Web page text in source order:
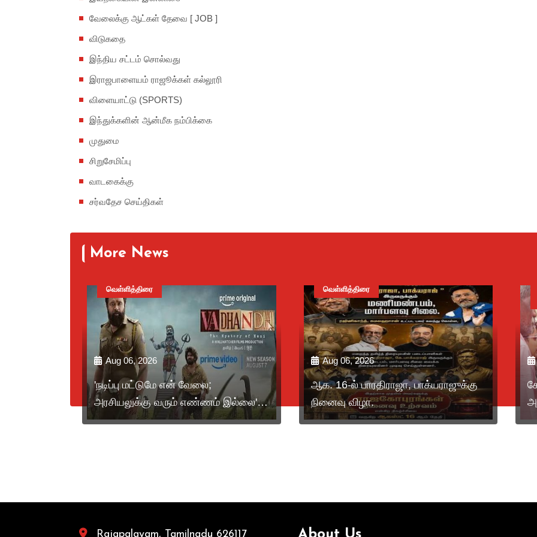
வேலைக்கு ஆட்கள் தேவை [ JOB ]
விடுகதை
இந்திய சட்டம் சொல்வது
இராஜபாளையம் ராஜூக்கள் கல்லூரி
விளையாட்டு (SPORTS)
இந்துக்களின் ஆன்மீக நம்பிக்கை
முதுமை
சிறுசேமிப்பு
வாடகைக்கு
சர்வதேச செய்திகள்
More News
Aug 06, 2026
'நடிப்பு மட்டுமே என் வேலை;
அரசியலுக்கு வரும் எண்ணம் இல்லை' –
சசிகுமார்.
வெள்ளித்திரை
Aug 06, 2026
ஆக. 16-ல் பாரதிராஜா, பாக்யராஜுக்கு
நினைவு விழா.
வெள்ளித்திரை
Rajapalayam, Tamilnadu 626117